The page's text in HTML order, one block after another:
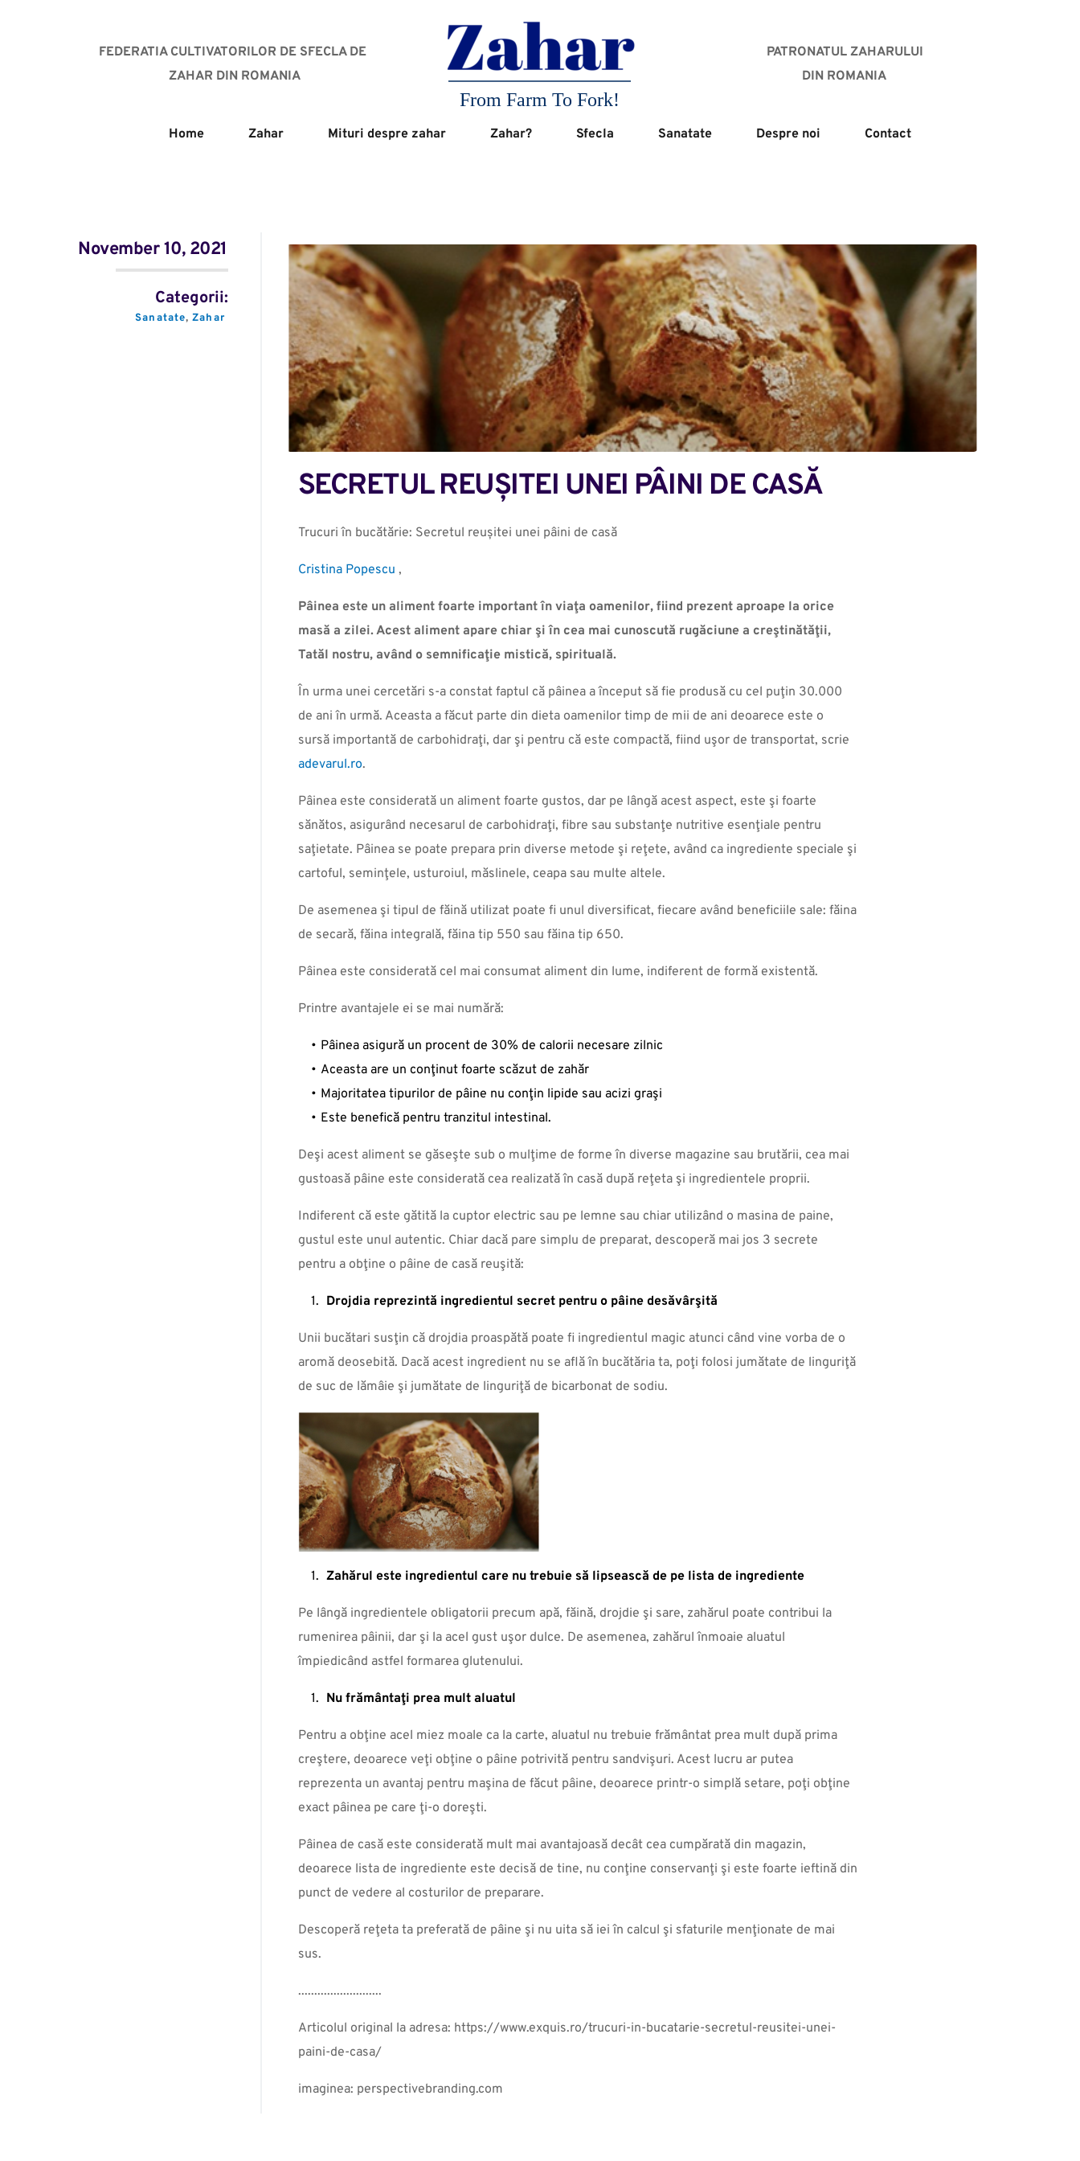
FEDERATIA CULTIVATORILOR DE SFECLA DE
ZAHAR DIN ROMANIA
From Farm To Fork!
PATRONATUL ZAHARULUI
DIN ROMANIA
Home Zahar Mituri despre zahar Zahar? Sfecla Sanatate Despre noi Contact
November 10, 2021
Categorii:
Sanatate, Zahar
SECRETUL REUȘITEI UNEI PÂINI DE CASĂ
Trucuri în bucătărie: Secretul reușitei unei pâini de casă
Cristina Popescu ,
Pâinea este un aliment foarte important în viaţa oamenilor, fiind prezent aproape la orice
masă a zilei. Acest aliment apare chiar şi în cea mai cunoscută rugăciune a creştinătăţii,
Tatăl nostru, având o semnificaţie mistică, spirituală.
În urma unei cercetări s-a constat faptul că pâinea a început să fie produsă cu cel puţin 30.000
de ani în urmă. Aceasta a făcut parte din dieta oamenilor timp de mii de ani deoarece este o
sursă importantă de carbohidraţi, dar şi pentru că este compactă, fiind uşor de transportat, scrie
adevarul.ro.
Pâinea este considerată un aliment foarte gustos, dar pe lângă acest aspect, este şi foarte
sănătos, asigurând necesarul de carbohidraţi, fibre sau substanţe nutritive esenţiale pentru
saţietate. Pâinea se poate prepara prin diverse metode şi reţete, având ca ingrediente speciale şi
cartoful, seminţele, usturoiul, măslinele, ceapa sau multe altele.
De asemenea şi tipul de făină utilizat poate fi unul diversificat, fiecare având beneficiile sale: făina
de secară, făina integrală, făina tip 550 sau făina tip 650.
Pâinea este considerată cel mai consumat aliment din lume, indiferent de formă existentă.
Printre avantajele ei se mai numără:
Pâinea asigură un procent de 30% de calorii necesare zilnic
Aceasta are un conţinut foarte scăzut de zahăr
Majoritatea tipurilor de pâine nu conţin lipide sau acizi graşi
Este benefică pentru tranzitul intestinal.
Deşi acest aliment se găseşte sub o mulţime de forme în diverse magazine sau brutării, cea mai
gustoasă pâine este considerată cea realizată în casă după reţeta şi ingredientele proprii.
Indiferent că este gătită la cuptor electric sau pe lemne sau chiar utilizând o masina de paine,
gustul este unul autentic. Chiar dacă pare simplu de preparat, descoperă mai jos 3 secrete
pentru a obţine o pâine de casă reuşită:
Drojdia reprezintă ingredientul secret pentru o pâine desăvârşită
Unii bucătari susţin că drojdia proaspătă poate fi ingredientul magic atunci când vine vorba de o
aromă deosebită. Dacă acest ingredient nu se află în bucătăria ta, poţi folosi jumătate de linguriţă
de suc de lămâie şi jumătate de linguriţă de bicarbonat de sodiu.
Zahărul este ingredientul care nu trebuie să lipsească de pe lista de ingrediente
Pe lângă ingredientele obligatorii precum apă, făină, drojdie şi sare, zahărul poate contribui la
rumenirea pâinii, dar şi la acel gust uşor dulce. De asemenea, zahărul înmoaie aluatul
împiedicând astfel formarea glutenului.
Nu frământaţi prea mult aluatul
Pentru a obţine acel miez moale ca la carte, aluatul nu trebuie frământat prea mult după prima
creştere, deoarece veţi obţine o pâine potrivită pentru sandvişuri. Acest lucru ar putea
reprezenta un avantaj pentru maşina de făcut pâine, deoarece printr-o simplă setare, poţi obţine
exact pâinea pe care ţi-o doreşti.
Pâinea de casă este considerată mult mai avantajoasă decât cea cumpărată din magazin,
deoarece lista de ingrediente este decisă de tine, nu conţine conservanţi şi este foarte ieftină din
punct de vedere al costurilor de preparare.
Descoperă reţeta ta preferată de pâine şi nu uita să iei în calcul şi sfaturile menţionate de mai
sus.
..........................
Articolul original la adresa: https://www.exquis.ro/trucuri-in-bucatarie-secretul-reusitei-unei-
paini-de-casa/
imaginea: perspectivebranding.com